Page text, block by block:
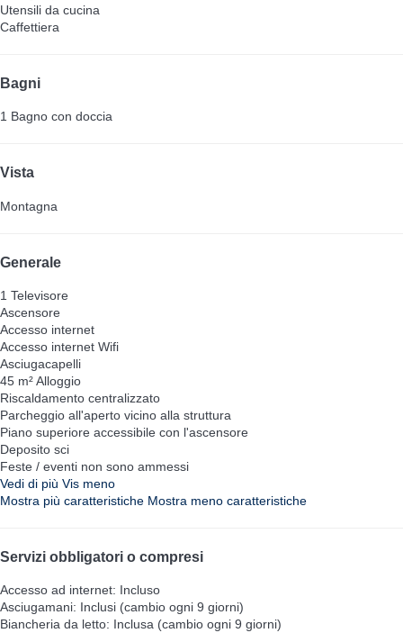
Utensili da cucina
Caffettiera
Bagni
1 Bagno con doccia
Vista
Montagna
Generale
1 Televisore
Ascensore
Accesso internet
Accesso internet Wifi
Asciugacapelli
45 m² Alloggio
Riscaldamento centralizzato
Parcheggio all'aperto vicino alla struttura
Piano superiore accessibile con l'ascensore
Deposito sci
Feste / eventi non sono ammessi
Vedi di più Vis meno
Mostra più caratteristiche Mostra meno caratteristiche
Servizi obbligatori o compresi
Accesso ad internet: Incluso
Asciugamani: Inclusi (cambio ogni 9 giorni)
Biancheria da letto: Inclusa (cambio ogni 9 giorni)